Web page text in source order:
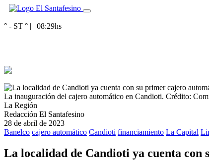
° - ST ° | | 08:29hs
La inauguración del cajero automático en Candioti. Crédito:
La Región
Redacción El Santafesino
28 de abril de 2023
Banelco cajero automático Candioti financiamiento La Capital
La localidad de Candioti ya cuenta